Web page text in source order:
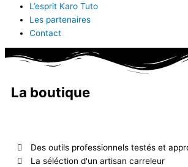
L’esprit Karo Tuto
Les partenaires
Contact
La boutique
Des outils professionnels testés et
La séléction d'un artisan carreleur